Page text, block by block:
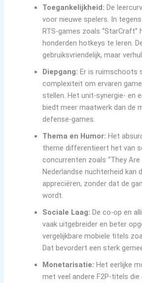
Toegankelijkheid: De
voor nieuwe spelers. In
RTS-games zoals “StarCraft”
honderden hotkeys te leren.
gebruiksvriendelijk, maar
Diepgang: Er is ruimschoots
complexiteit om ervaren
stellen. Het unit-synergie- en
biedt meer maatwerk dan de
defense-games.
Thema en Humor: Het
theme differentieert het van
concurrenten zoals “They Are
Nederlandse nuchterheid kan
appreciëren, zonder dat de
wordt.
Sociale Laag: De co-op en
vaak uitgebreider en beter
vergelijkbare mobiele titels
Dat bevordert een sterk
Monetarisatie: Het eerlijke
met veel andere F2P-titels die